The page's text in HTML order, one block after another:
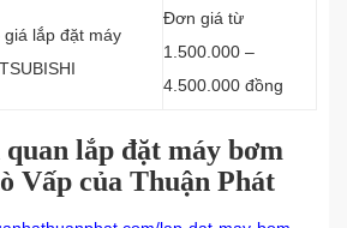
lắp đặt máy
Đơn giá từ
1.500.000 –
4.500.000 đồng
lắp đặt máy bơm
Vấp của Thuận Phát